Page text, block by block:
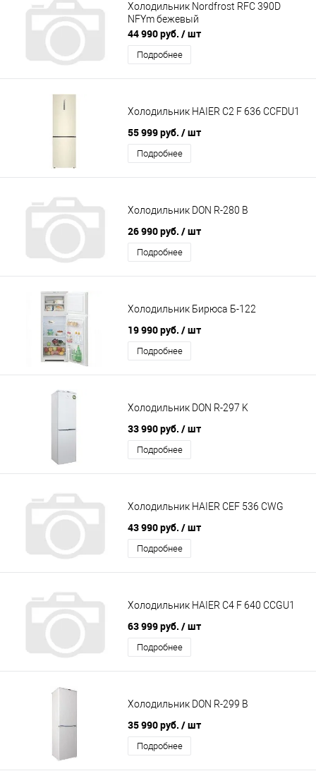
Холодильник Nordfrost RFC 390D
NFYm бежевый
44 990 руб. / шт
Подробнее
Холодильник HAIER C2 F 636 CCFDU1
55 999 руб. / шт
Подробнее
Холодильник DON R-280 B
26 990 руб. / шт
Подробнее
Холодильник Бирюса Б-122
19 990 руб. / шт
Подробнее
Холодильник DON R-297 K
33 990 руб. / шт
Подробнее
Холодильник HAIER CEF 536 CWG
43 990 руб. / шт
Подробнее
Холодильник HAIER C4 F 640 CCGU1
63 999 руб. / шт
Подробнее
Холодильник DON R-299 B
35 990 руб. / шт
Подробнее